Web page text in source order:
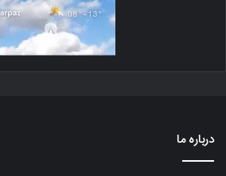
درباره ما